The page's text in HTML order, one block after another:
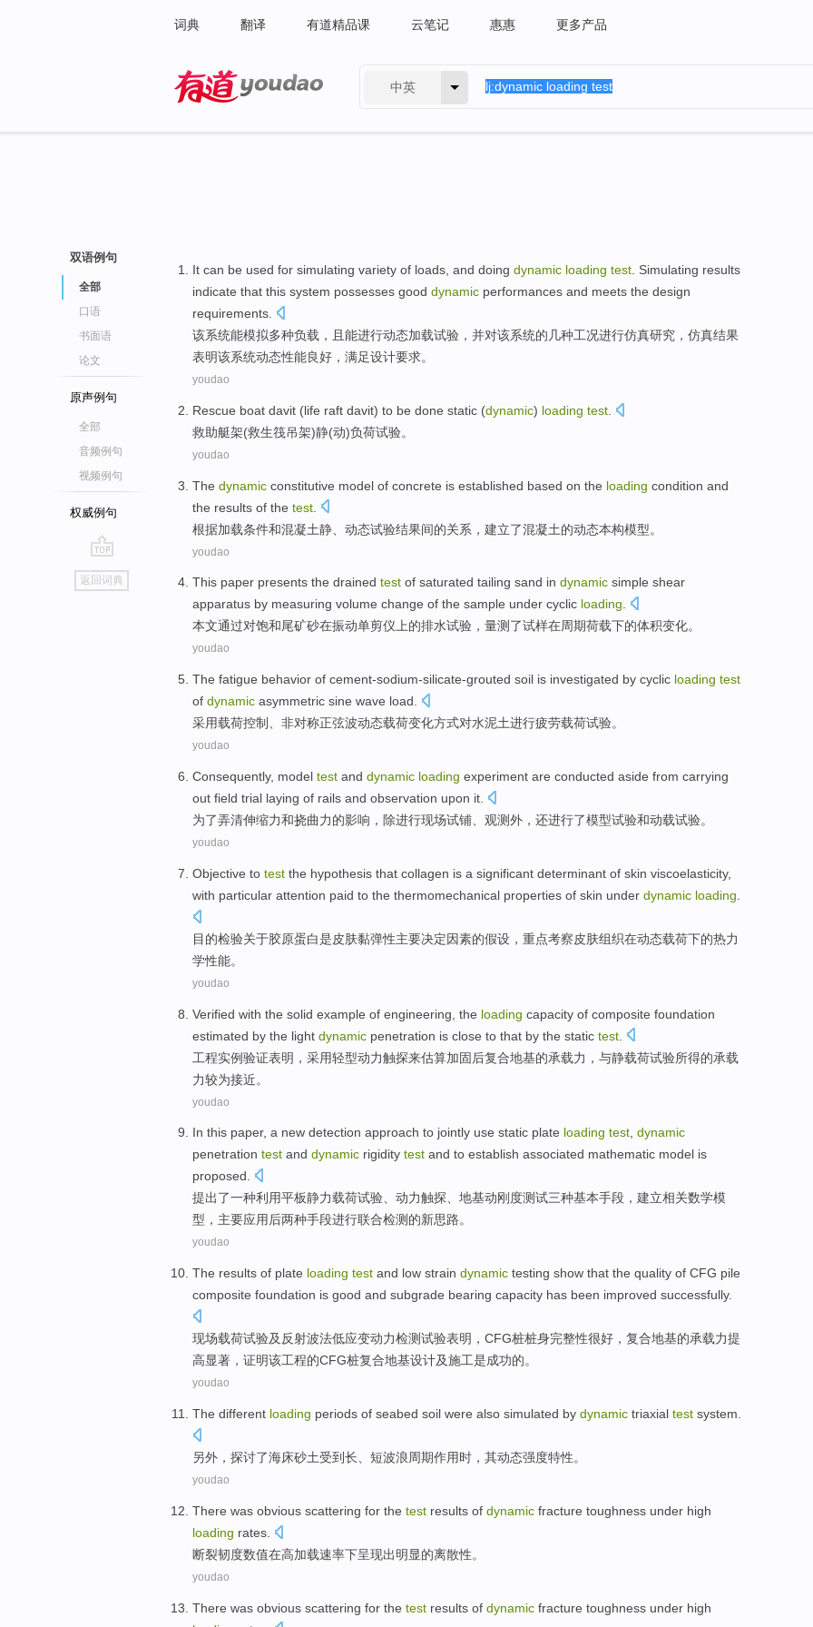
词典 翻译 有道精品课 云笔记 惠惠 更多产品
中英
双语例句
全部
口语
书面语
论文
原声例句
全部
音频例句
视频例句
权威例句
go
top
返回词典
It can be used for simulating variety of loads and doing dynamic loading test Simulating results
indicate that this system possesses good dynamic performances and meets the design
requirements
该系统能模拟多种负载 ， 且 能进行动态加载试验 ，并对该系统的几种工况进行仿真研究 ，仿真结果
表明该系统动态性能良好 ， 满足设计要求。
youdao
Rescue boat davit (life raft davit) to be done static (dynamic) loading test
救助艇架(救生筏吊架)静(动)负荷试验。
youdao
The dynamic constitutive model of concrete is established based on the loading condition and
the results of the test
根据加载条件和混凝土静、 动态试验结果间的关系 ， 建立了混凝土的动态本构模型。
youdao
This paper presents the drained test of saturated tailing sand in dynamic simple shear
apparatus by measuring volume change of the sample under cyclic loading.
本文通过对饱和尾矿砂在振动单剪仪上的排水试验 ， 量测 了试样在周期荷载下的体积变化。
youdao
The fatigue behavior of cement-sodium-silicate-grouted soil is investigated by cyclic loading test
of dynamic asymmetric sine wave load
采用载荷控制、 非对称正弦波动态载荷变化方式对水泥土进行疲劳载荷试验。
youdao
Consequently, model test and dynamic loading experiment are conducted aside from carrying
out field trial laying of rails and observation upon it
为了弄清伸缩力和挠曲力的影响， 除进行现场试铺 观测外，还进行了模型试验和动载试验。
youdao
Objective to test the hypothesis that collagen is a significant determinant of skin viscoelasticity,
with particular attention paid to the thermomechanical properties of skin under dynamic loading
目的检验关于胶原蛋白是皮肤黏弹性主要决定因素的假设，重点考察皮肤组织在动态载荷下的热力
学性能。
youdao
Verified with the solid example of engineering , the loading capacity of composite foundation
estimated by the light dynamic penetration is close to that by the static test
工程实例验证表明 ， 采用轻型动力触探来估算加固后复合地基的承载力 ， 与静载荷试验所得的承载
力较为接近。
youdao
In this paper, a new detection approach to jointly use static plate loading test, dynamic
penetration test and dynamic rigidity test and to establish associated mathematic model is
proposed.
提出了一种利用平板静力载荷试验、 动力触探、地基动刚度测试三种基本手段， 建立相关数学模
型，主要应用后两种手段进行联合检测 的新思路。
youdao
The results of plate loading test and low strain dynamic testing show that the quality of CFG pile
composite foundation is good and subgrade bearing capacity has been improved successfully.
现场载荷试验及 反射波法低应变动力检测试验表明 ， CFG桩桩身完整性很好，复合地基的承载力提
高显著，证明该工程的CFG桩复合地基设计及施工是成功的。
youdao
The different loading periods of seabed soil were also simulated by dynamic triaxial test system.
另外 ，探讨了海床砂土受到长、 短波浪周期作用时，其动态强度特性。
youdao
There was obvious scattering for the test results of dynamic fracture toughness under high
loading rates
断裂韧度数值在高加载速率下呈现出明显的离散性。
youdao
There was obvious scattering for the test results of dynamic fracture toughness under high